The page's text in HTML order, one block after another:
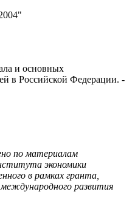
и основных
в Российской Федерации. -
по материалам
экономики
в рамках гранта,
развития